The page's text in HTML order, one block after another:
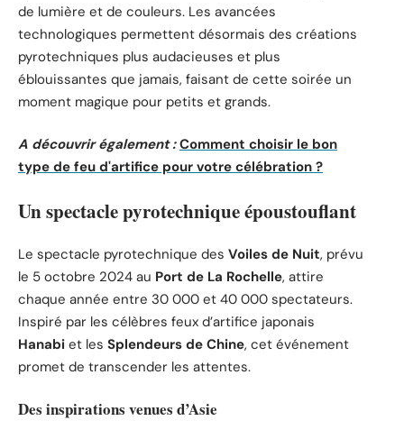
de lumière et de couleurs. Les avancées
technologiques permettent désormais des créations
pyrotechniques plus audacieuses et plus
éblouissantes que jamais, faisant de cette soirée un
moment magique pour petits et grands.
A découvrir également : Comment choisir le bon
type de feu d'artifice pour votre célébration ?
Un spectacle pyrotechnique époustouflant
Le spectacle pyrotechnique des Voiles de Nuit, prévu
le 5 octobre 2024 au Port de La Rochelle, attire
chaque année entre 30 000 et 40 000 spectateurs.
Inspiré par les célèbres feux d’artifice japonais
Hanabi et les Splendeurs de Chine, cet événement
promet de transcender les attentes.
Des inspirations venues d’Asie